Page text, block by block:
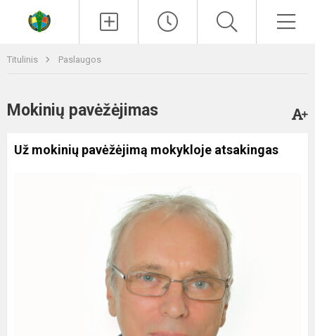
Titulinis Paslaugos
Mokinių pavėžėjimas
Už mokinių pavėžėjimą mokykloje atsakingas